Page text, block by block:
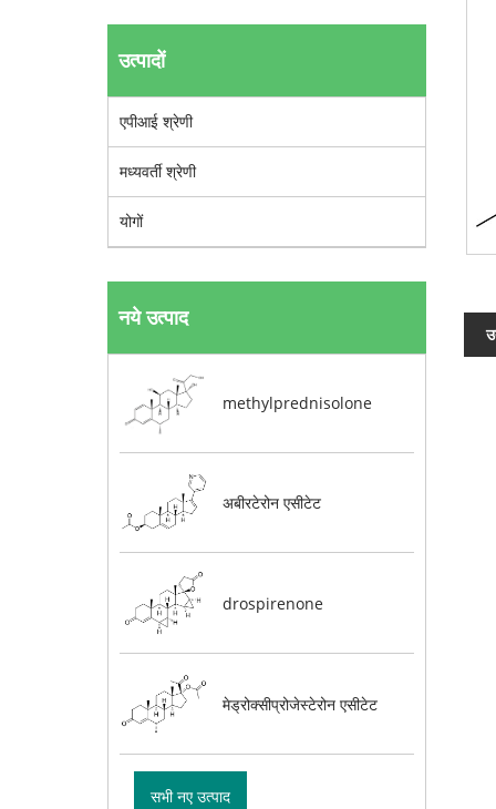
उत्पादों
एपीआई श्रेणी
मध्यवर्ती श्रेणी
योगों
नये उत्पाद
methylprednisolone
अबीरटेरोन एसीटेट
drospirenone
मेड्रोक्सीप्रोजेस्टेरोन एसीटेट
सभी नए उत्पाद